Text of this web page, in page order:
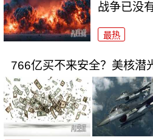
战争已没
最热
766亿买不来安全？美核潜